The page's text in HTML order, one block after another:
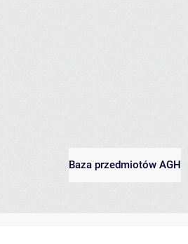
Baza przedmiotów AGH